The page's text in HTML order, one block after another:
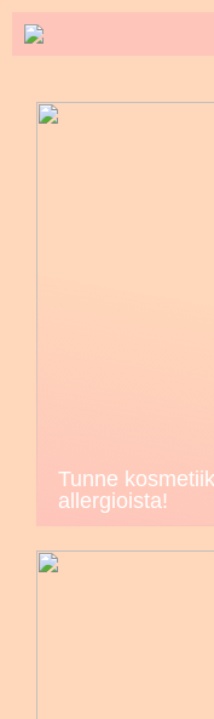
Tunne
allergioista!